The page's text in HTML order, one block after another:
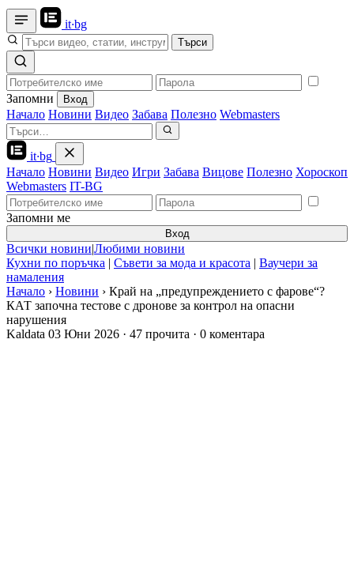
it·bg
Търси
Запомни Вход
Начало Новини Видео Забава Полезно Webmasters
it·bg
Начало Новини Видео Игри Забава Вицове Полезно Хороскоп
Webmasters IT-BG
Запомни ме
Вход
Всички новини|Любими новини
Кухни по поръчка | Съвети за мода и красота | Ваучери за
намаления
Начало › Новини › Край на „предупреждението с фарове“?
КАТ започна тестове с дронове за контрол на опасни
нарушения
Kaldata 03 Юни 2026 · 47 прочита · 0 коментара